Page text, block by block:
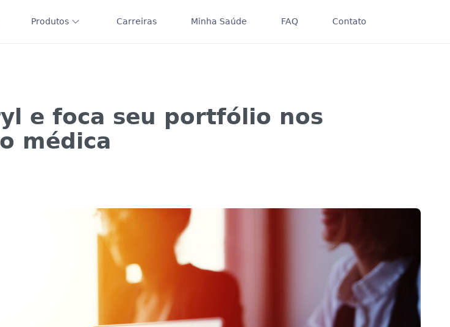
Produtos Carreiras Minha Saúde FAQ Contato
e foca seu portfólio nos
médica